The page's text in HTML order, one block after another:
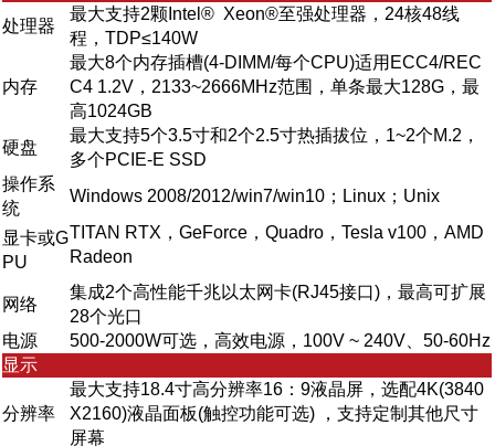
处理器
最大支持2颗Intel® Xeon®至强处理器，24核48线
程，TDP≤140W
内存
最大8个内存插槽(4-DIMM/每个CPU)适用ECC4/REC
C4 1.2V，2133~2666MHz范围，单条最大128G，最
高1024GB
硬盘
最大支持5个3.5寸和2个2.5寸热插拔位，1~2个M.2，
多个PCIE-E SSD
操作系
统
Windows 2008/2012/win7/win10；Linux；Unix
显卡或G
PU
TITAN RTX，GeForce，Quadro，Tesla v100，AMD
Radeon
网络
集成2个高性能千兆以太网卡(RJ45接口)，最高可扩展
28个光口
电源
500-2000W可选，高效电源，100V ~ 240V、50-60Hz
显示
分辨率
最大支持18.4寸高分辨率16：9液晶屏，选配4K(3840
X2160)液晶面板(触控功能可选) ，支持定制其他尺寸
屏幕